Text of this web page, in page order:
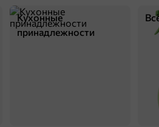
Кухонные
принадлежности